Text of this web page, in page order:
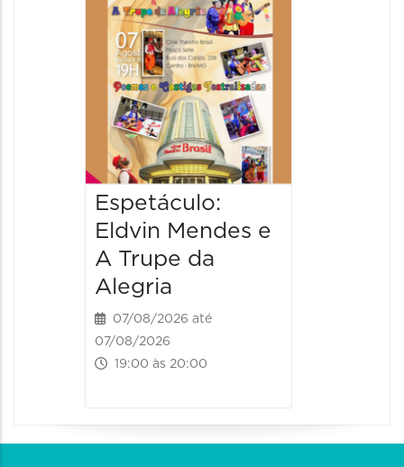
Espetáculo:
Eldvin Mendes e
A Trupe da
Alegria
07/08/2026 até
07/08/2026
19:00 às 20:00